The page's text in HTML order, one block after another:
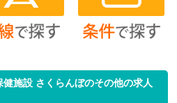
施設 さくらんぼのその他の求人